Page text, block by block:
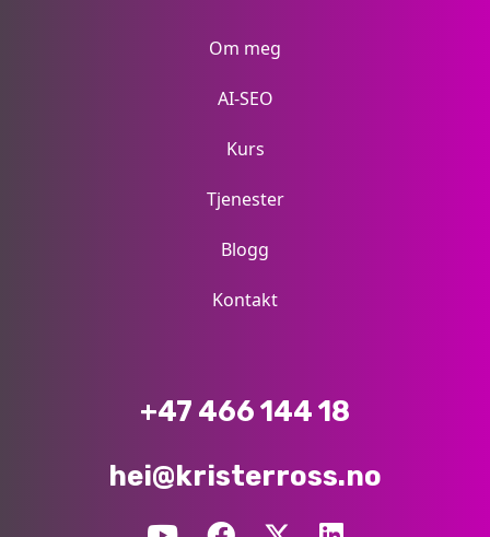
Om meg
AI-SEO
Kurs
Tjenester
Blogg
Kontakt
+47 466 144 18
hei@kristerross.no